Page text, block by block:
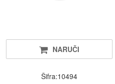
NARUČI
Šifra:10494